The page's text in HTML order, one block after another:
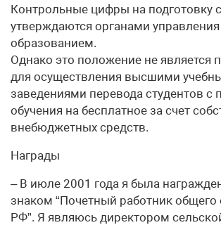
Контрольные цифры на подготовку
утверждаются органами управления
образованием.
Однако это положение не является
для осуществления высшими
заведениями перевода студентов с
обучения на бесплатное за счет
внебюджетных средств.
Награды
– В июле 2001 года я была
знаком “Почетный работник общего
РФ”. Я являюсь директором